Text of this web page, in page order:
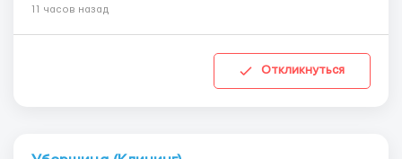
11 часов назад
Откликнуться